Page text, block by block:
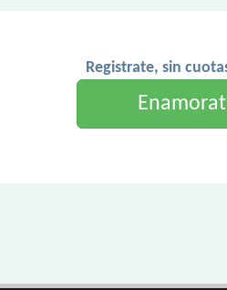
Registrate, sin